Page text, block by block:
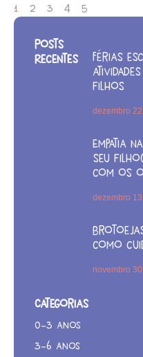
1 2 3 4 5
Posts
Recentes
Férias
filhos
dezembro
Empatia
seu
com os
dezembro
como
novembro
Categorias
0-3 anos
3-6 anos